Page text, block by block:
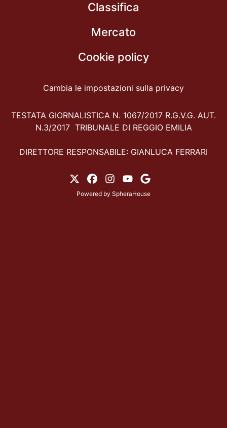
Classifica
Mercato
Cookie policy
Cambia le impostazioni sulla privacy
TESTATA GIORNALISTICA N. 1067/2017 R.G.V.G. AUT.
N.3/2017 TRIBUNALE DI REGGIO EMILIA
DIRETTORE RESPONSABILE: GIANLUCA FERRARI
Powered by SpheraHouse